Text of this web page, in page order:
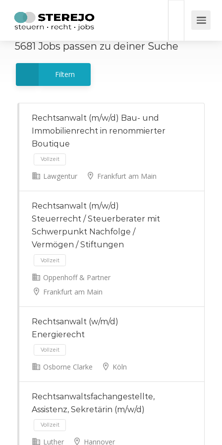
5681 Jobs passen zu deiner Suche
Filtern
Rechtsanwalt (m/w/d) Bau- und
Immobilienrecht in renommierter
Boutique
Lawgentur Frankfurt am Main
Rechtsanwalt (m/w/d)
Steuerrecht / Steuerberater mit
Schwerpunkt Nachfolge /
Vermögen / Stiftungen
Vollzeit
Oppenhoff & Partner
Frankfurt am Main
Rechtsanwalt (w/m/d)
Energierecht
Vollzeit
Osborne Clarke Köln
Rechtsanwaltsfachangestellte,
Assistenz, Sekretärin (m/w/d)
Luther Hannover